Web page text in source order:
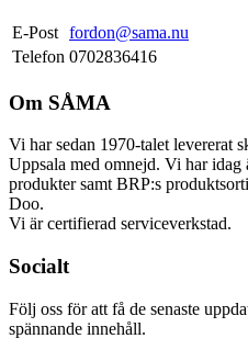
E-Post fordon@sama.nu
Telefon 0702836416
Om SÅMA
Vi har sedan 1970-talet levererat
Uppsala med omnejd. Vi har idag
produkter samt BRP:s
Doo.
Vi är certifierad serviceverkstad.
Socialt
Följ oss för att få de senaste
spännande innehåll.